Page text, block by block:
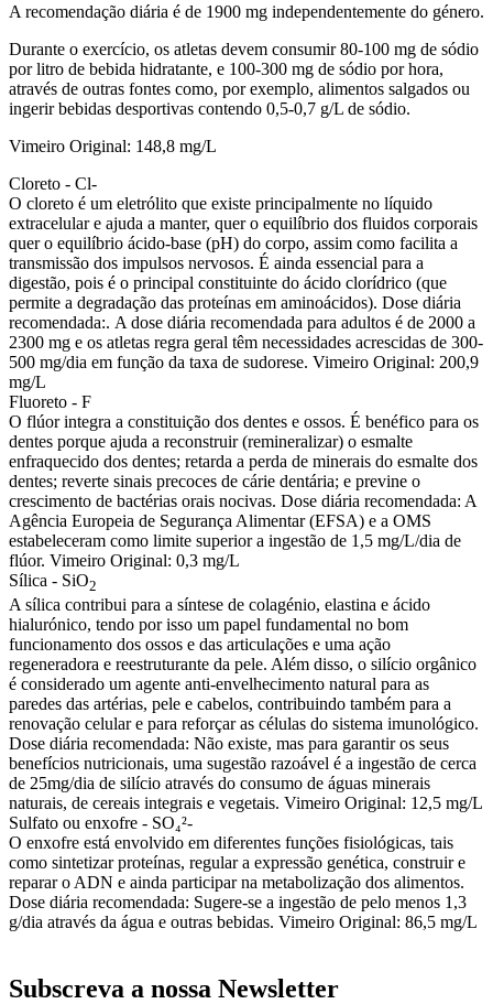
A recomendação diária é de 1900 mg independentemente do género.
Durante o exercício, os atletas devem consumir 80-100 mg de sódio
por litro de bebida hidratante, e 100-300 mg de sódio por hora,
através de outras fontes como, por exemplo, alimentos salgados ou
ingerir bebidas desportivas contendo 0,5-0,7 g/L de sódio.
Vimeiro Original: 148,8 mg/L
Cloreto - Cl-
O cloreto é um eletrólito que existe principalmente no líquido
extracelular e ajuda a manter, quer o equilíbrio dos fluidos corporais
quer o equilíbrio ácido-base (pH) do corpo, assim como facilita a
transmissão dos impulsos nervosos. É ainda essencial para a
digestão, pois é o principal constituinte do ácido clorídrico (que
permite a degradação das proteínas em aminoácidos). Dose diária
recomendada:. A dose diária recomendada para adultos é de 2000 a
2300 mg e os atletas regra geral têm necessidades acrescidas de 300-
500 mg/dia em função da taxa de sudorese. Vimeiro Original: 200,9
mg/L
Fluoreto - F
O flúor integra a constituição dos dentes e ossos. É benéfico para os
dentes porque ajuda a reconstruir (remineralizar) o esmalte
enfraquecido dos dentes; retarda a perda de minerais do esmalte dos
dentes; reverte sinais precoces de cárie dentária; e previne o
crescimento de bactérias orais nocivas. Dose diária recomendada: A
Agência Europeia de Segurança Alimentar (EFSA) e a OMS
estabeleceram como limite superior a ingestão de 1,5 mg/L/dia de
flúor. Vimeiro Original: 0,3 mg/L
Sílica - SiO2
A sílica contribui para a síntese de colagénio, elastina e ácido
hialurónico, tendo por isso um papel fundamental no bom
funcionamento dos ossos e das articulações e uma ação
regeneradora e reestruturante da pele. Além disso, o silício orgânico
é considerado um agente anti-envelhecimento natural para as
paredes das artérias, pele e cabelos, contribuindo também para a
renovação celular e para reforçar as células do sistema imunológico.
Dose diária recomendada: Não existe, mas para garantir os seus
benefícios nutricionais, uma sugestão razoável é a ingestão de cerca
de 25mg/dia de silício através do consumo de águas minerais
naturais, de cereais integrais e vegetais. Vimeiro Original: 12,5 mg/L
Sulfato ou enxofre - SO₄²-
O enxofre está envolvido em diferentes funções fisiológicas, tais
como sintetizar proteínas, regular a expressão genética, construir e
reparar o ADN e ainda participar na metabolização dos alimentos.
Dose diária recomendada: Sugere-se a ingestão de pelo menos 1,3
g/dia através da água e outras bebidas. Vimeiro Original: 86,5 mg/L
Subscreva a nossa Newsletter